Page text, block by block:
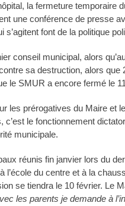
la fermeture temporaire
une conférence de presse
font de la politique
conseil municipal, alors
sa destruction, alors
le SMUR a encore fermé le
les prérogatives du Maire et
le fonctionnement
municipale.
réunis fin janvier lors du
du centre et à la
se tiendra le 10 février. Le
les parents je demande à